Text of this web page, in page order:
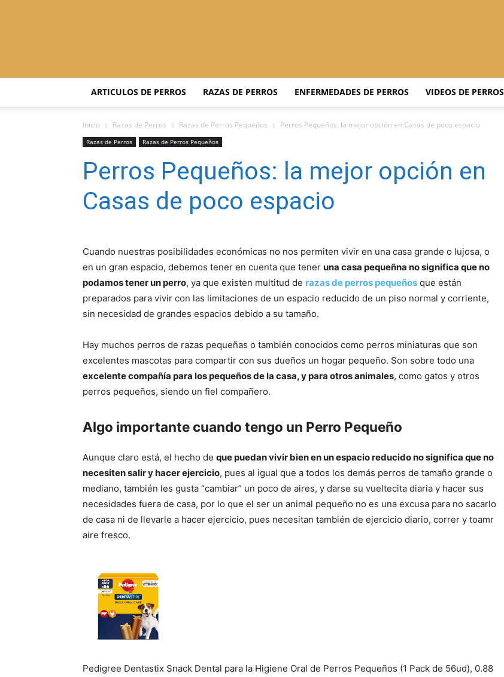
Adiestrar
ARTICULOS DE PERROS RAZAS DE PERROS ENFERMEDADES DE PERROS VIDEOS DE PERROS
Inicio Razas de Perros Razas de Perros Pequeños Perros Pequeños: la mejor opción en Casas de poco espacio
Razas de Perros Razas de Perros Pequeños
Perros Pequeños: la mejor opción en
Casas de poco espacio
Cuando nuestras posibilidades económicas no nos permiten vivir en una casa grande o lujosa, o
en un gran espacio, debemos tener en cuenta que tener una casa pequeñna no significa que no
podamos tener un perro, ya que existen multitud de razas de perros pequeños que están
preparados para vivir con las limitaciones de un espacio reducido de un piso normal y corriente,
sin necesidad de grandes espacios debido a su tamaño.
Hay muchos perros de razas pequeñas o también conocidos como perros miniaturas que son
excelentes mascotas para compartir con sus dueños un hogar pequeño. Son sobre todo una
excelente compañía para los pequeños de la casa, y para otros animales, como gatos y otros
perros pequeños, siendo un fiel compañero.
Algo importante cuando tengo un Perro Pequeño
Aunque claro está, el hecho de que puedan vivir bien en un espacio reducido no significa que no
necesiten salir y hacer ejercicio, pues al igual que a todos los demás perros de tamaño grande o
mediano, también les gusta “cambiar” un poco de aires, y darse su vueltecita diaria y hacer sus
necesidades fuera de casa, por lo que el ser un animal pequeño no es una excusa para no sacarlo
de casa ni de llevarle a hacer ejercicio, pues necesitan también de ejercicio diario, correr y toamr
aire fresco.
Pedigree Dentastix Snack Dental para la Higiene Oral de Perros Pequeños (1 Pack de 56ud), 0.88